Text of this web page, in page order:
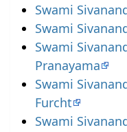
Swami
Swami
Swami
Pranayama
Swami
Furcht
Swami